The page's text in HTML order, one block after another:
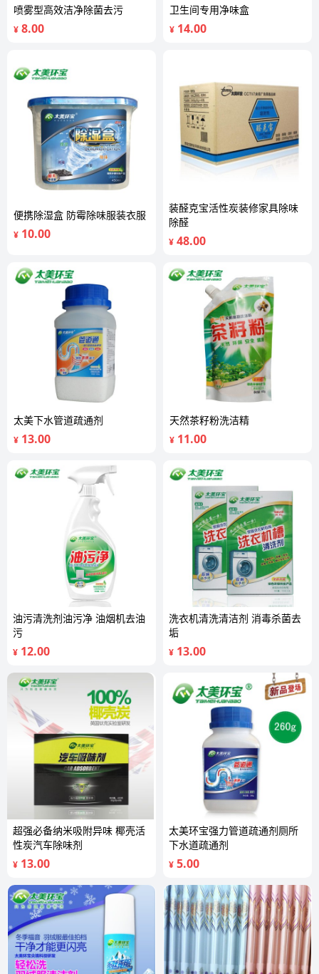
喷雾型高效洁净除菌去污
¥ 8.00
卫生间专用净味盒
¥ 14.00
便携除湿盒 防霉除味服装衣服
¥ 10.00
装醛克宝活性炭装修家具除味
除醛
¥ 48.00
太美下水管道疏通剂
¥ 13.00
天然茶籽粉洗洁精
¥ 11.00
油污清洗剂油污净 油烟机去油
污
¥ 12.00
洗衣机清洗清洁剂 消毒杀菌去
垢
¥ 13.00
超强必备纳米吸附异味 椰壳活
性炭汽车除味剂
¥ 13.00
太美环宝强力管道疏通剂厕所
下水道疏通剂
¥ 5.00